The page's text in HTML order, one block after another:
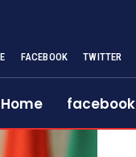
FACEBOOK TWITTER
Home facebook